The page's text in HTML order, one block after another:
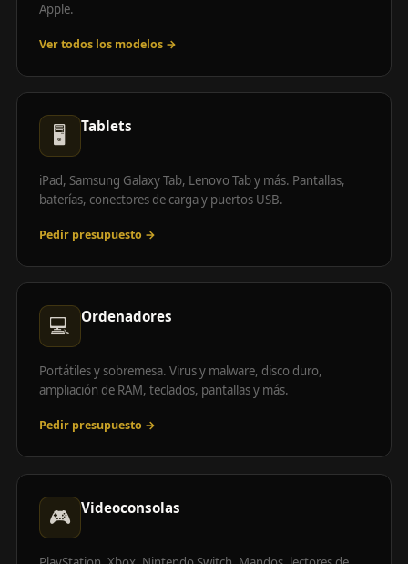
Apple.
Ver todos los modelos →
🖥️ Tablets
iPad, Samsung Galaxy Tab, Lenovo Tab y más. Pantallas,
baterías, conectores de carga y puertos USB.
Pedir presupuesto →
💻 Ordenadores
Portátiles y sobremesa. Virus y malware, disco duro,
ampliación de RAM, teclados, pantallas y más.
Pedir presupuesto →
🎮 Videoconsolas